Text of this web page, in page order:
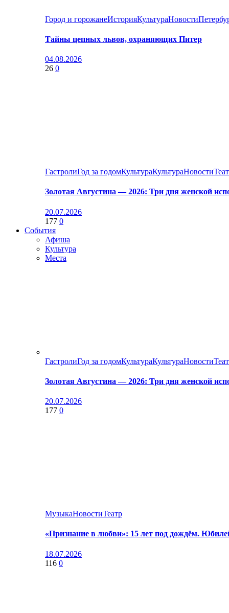
Город и горожанеИсторияКультураНовости
Тайны цепных львов, охраняющих Питер
04.08.2026
26 0
ГастролиГод за годомКультураКультураНовости
Золотая Августина — 2026: Три дня женской
20.07.2026
177 0
События
Афиша
Культура
Места
ГастролиГод за годомКультураКультураНовости
Золотая Августина — 2026: Три дня женской
20.07.2026
177 0
МузыкаНовостиТеатр
«Признание в любви»: 15 лет под дождём.
18.07.2026
116 0